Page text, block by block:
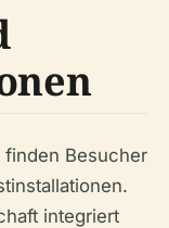
finden Besucher
integriert